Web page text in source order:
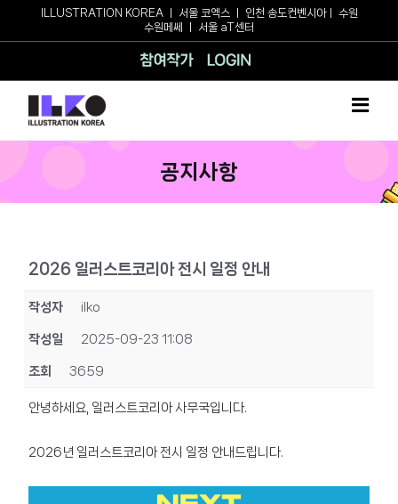
ILLUSTRATION KOREAㅣ 서울 코엑스 인천 송도컨벤시아ㅣ 수원
수원메쎄
서울 aT센터
참여작가
공지사항
2026 일러스트코리아 전시 일정 안내
작성자 ilko
작성일 2025-09-23 11:08
조회 3659
안녕하세요, 일러스트코리아 사무국입니다.
2026년 일러스트코리아 전시 일정 안내드립니다.